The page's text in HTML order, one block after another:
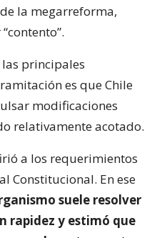
la megarreforma,
principales
es que Chile
modificaciones
relativamente acotado.
a los requerimientos
Constitucional. En ese
suele resolver
rapidez y estimó que